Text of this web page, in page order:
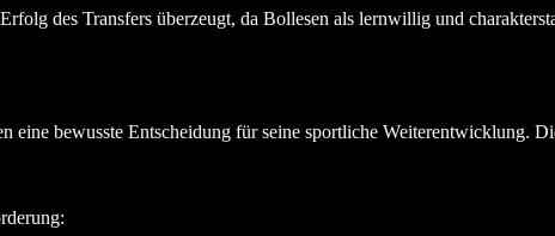
des Transfers überzeugt, da Bollesen als lernwillig und
eine bewusste Entscheidung für seine sportliche Weiterentwicklung.